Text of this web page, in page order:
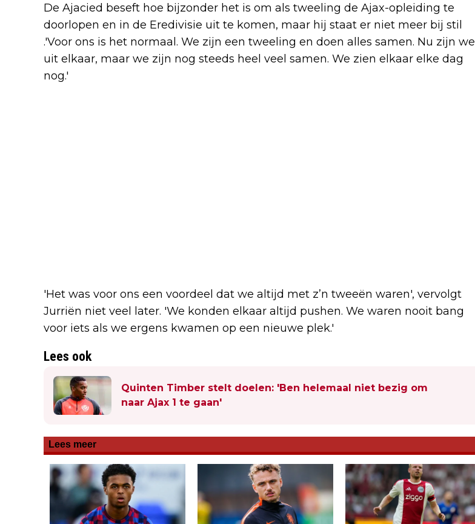
De Ajacied beseft hoe bijzonder het is om als tweeling de Ajax-opleiding te
doorlopen en in de Eredivisie uit te komen, maar hij staat er niet meer bij stil
.'Voor ons is het normaal. We zijn een tweeling en doen alles samen. Nu zijn we
uit elkaar, maar we zijn nog steeds heel veel samen. We zien elkaar elke dag
nog.'
'Het was voor ons een voordeel dat we altijd met z’n tweeën waren', vervolgt
Jurriën niet veel later. 'We konden elkaar altijd pushen. We waren nooit bang
voor iets als we ergens kwamen op een nieuwe plek.'
Lees ook
Quinten Timber stelt doelen: 'Ben helemaal niet bezig om
naar Ajax 1 te gaan'